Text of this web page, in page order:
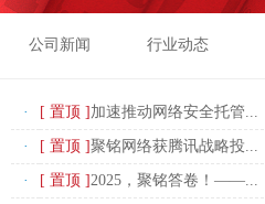
公司新闻 行业动态
· [ 置顶 ]加速推动网络安全托管...
· [ 置顶 ]聚铭网络获腾讯战略投...
· [ 置顶 ]2025，聚铭答卷！——...